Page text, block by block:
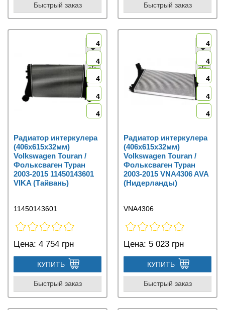
Быстрый заказ Быстрый заказ
4
4
4
4
4
Радиатор интеркулера
(406x615x32мм)
Volkswagen Touran /
Фольксваген Туран
2003-2015 11450143601
VIKA (Тайвань)
11450143601
Цена: 4 754 грн
КУПИТЬ
Быстрый заказ
4
4
4
4
4
Радиатор интеркулера
(406x615x32мм)
Volkswagen Touran /
Фольксваген Туран
2003-2015 VNA4306 AVA
(Нидерланды)
VNA4306
Цена: 5 023 грн
КУПИТЬ
Быстрый заказ